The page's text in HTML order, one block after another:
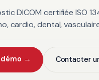
DICOM certifiée ISO
cardio, dental,
démo → Contacter